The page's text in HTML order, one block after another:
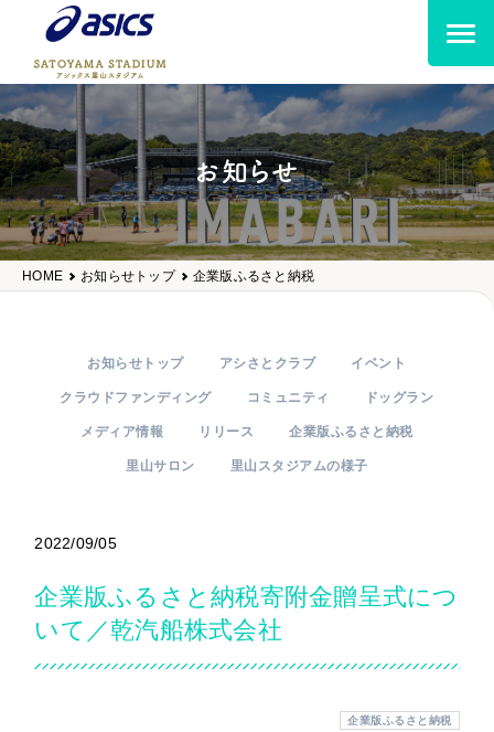
お知らせ
HOME お知らせトップ 企業版ふるさと納税
お知らせトップ アシさとクラブ イベント
クラウドファンディング コミュニティ ドッグラン
メディア情報 リリース 企業版ふるさと納税
里山サロン 里山スタジアムの様子
2022/09/05
企業版ふるさと納税寄附金贈呈式につ
いて／乾汽船株式会社
企業版ふるさと納税